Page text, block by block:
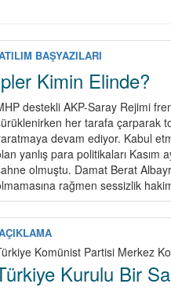
BAŞYAZILARI
Kimin Elinde?
destekli AKP-Saray Rejimi
her tarafa çarparak
devam ediyor. Kabul
yanlış para politikaları Kasım
olmuştu. Damat Berat
rağmen sessizlik
Komünist Partisi Merkez
Kurulu Bir